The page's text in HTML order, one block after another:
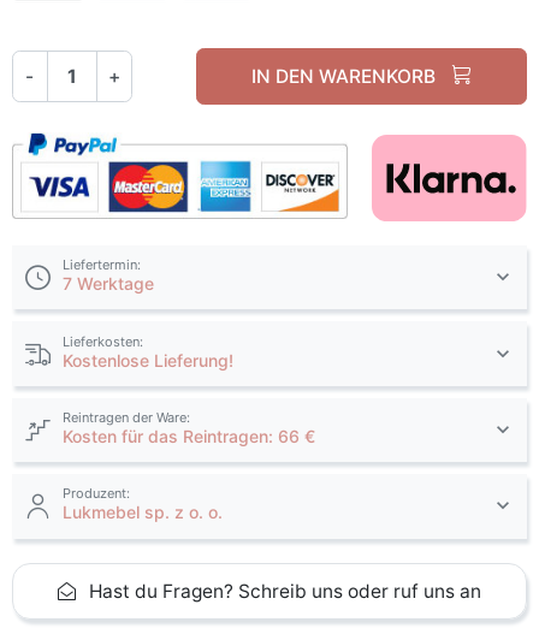
- + IN DEN WARENKORB
Liefertermin:
7 Werktage
Lieferkosten:
Kostenlose Lieferung!
Reintragen der Ware:
Kosten für das Reintragen: 66 €
Produzent:
Lukmebel sp. z o. o.
Hast du Fragen? Schreib uns oder ruf uns an